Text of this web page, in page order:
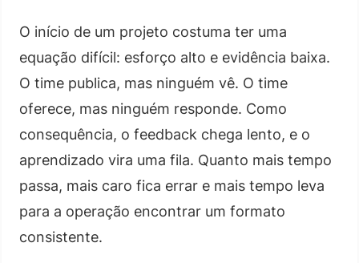
O início de um projeto costuma ter uma
equação difícil: esforço alto e evidência baixa.
O time publica, mas ninguém vê. O time
oferece, mas ninguém responde. Como
consequência, o feedback chega lento, e o
aprendizado vira uma fila. Quanto mais tempo
passa, mais caro fica errar e mais tempo leva
para a operação encontrar um formato
consistente.